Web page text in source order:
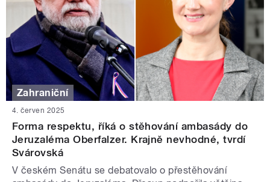
Zahraniční
4. červen 2025
Forma respektu, říká o stěhování ambasády do
Jeruzaléma Oberfalzer. Krajně nevhodné, tvrdí
Svárovská
V českém Senátu se debatovalo o přestěhování